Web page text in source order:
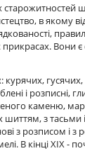
в якому
прикрасах.
курячих,
і розписні,
каменю,
з тасьми і
з розписом і з
В кінці XIX -